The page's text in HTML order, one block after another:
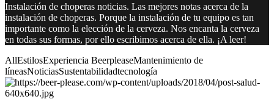
Instalación de choperas noticias. Las mejores notas acerca de la
instalación de choperas. Porque la instalación de tu equipo es tan
importante como la elección de la cerveza. Nos encanta la cerveza
en todas sus formas, por ello escribimos acerca de ella. ¡A leer!
AllEstilosExperiencia BeerpleaseMantenimiento de
líneasNoticiasSustentabilidadtecnología